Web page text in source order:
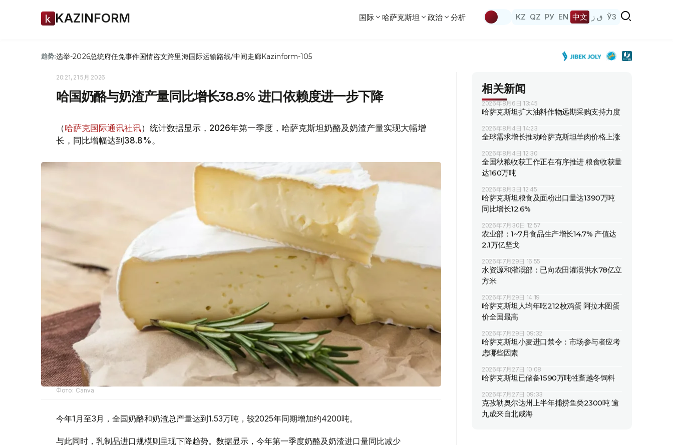
KAZINFORM 国际 哈萨克斯坦 政治 分析 KZ QZ РУ EN 中文 ق ز ЎЗ
趋势:选举-2026总统府任免事件国情咨文跨里海国际运输路线/中间走廊Kazinform-105
20:21, 21 5月 2026
哈国奶酪与奶渣产量同比增长38.8% 进口依赖度进一步下降
（哈萨克国际通讯社讯）统计数据显示，2026年第一季度，哈萨克斯坦奶酪及奶渣产量实现大幅增
长，同比增幅达到38.8%。
Фото: Canva
今年1月至3月，全国奶酪和奶渣总产量达到1.53万吨，较2025年同期增加约4200吨。
与此同时，乳制品进口规模则呈现下降趋势。数据显示，今年第一季度奶酪及奶渣进口量同比减少
相关新闻
2026年8月6日 13:45
哈萨克斯坦扩大油料作物远期采购支持力度
2026年8月4日 14:23
全球需求增长推动哈萨克斯坦羊肉价格上涨
2026年8月4日 12:30
全国秋粮收获工作正在有序推进 粮食收获量
达160万吨
2026年8月3日 12:45
哈萨克斯坦粮食及面粉出口量达1390万吨
同比增长12.6%
2026年7月30日 12:57
农业部：1~7月食品生产增长14.7% 产值达
2.1万亿坚戈
2026年7月29日 16:55
水资源和灌溉部：已向农田灌溉供水78亿立
方米
2026年7月29日 14:19
哈萨克斯坦人均年吃212枚鸡蛋 阿拉木图蛋
价全国最高
2026年7月29日 09:32
哈萨克斯坦小麦进口禁令：市场参与者应考
虑哪些因素
2026年7月27日 10:08
哈萨克斯坦已储备1590万吨牲畜越冬饲料
2026年7月27日 09:33
克孜勒奥尔达州上半年捕捞鱼类2300吨 逾
九成来自北咸海